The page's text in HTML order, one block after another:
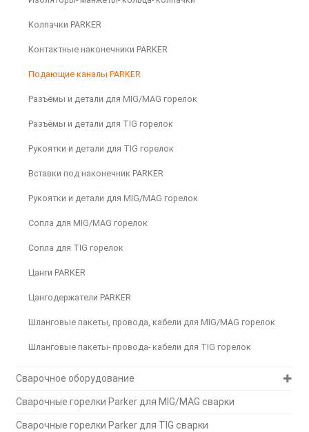
Колпачки PARKER
Контактные наконечники PARKER
Подающие каналы PARKER
Разъёмы и детали для MIG/MAG горелок
Разъёмы и детали для TIG горелок
Рукоятки и детали для TIG горелок
Вставки под наконечник PARKER
Рукоятки и детали для MIG/MAG горелок
Сопла для MIG/MAG горелок
Сопла для TIG горелок
Цанги PARKER
Цангодержатели PARKER
Шланговые пакеты, провода, кабели для MIG/MAG горелок
Шланговые пакеты- провода- кабели для TIG горелок
Сварочное оборудование
Сварочные горелки Parker для MIG/MAG сварки
Сварочные горелки Parker для TIG сварки